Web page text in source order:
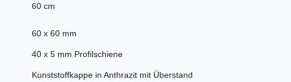
60 cm
60 x 60 mm
40 x 5 mm Profilschiene
Kunststoffkappe in Anthrazit mit Überstand